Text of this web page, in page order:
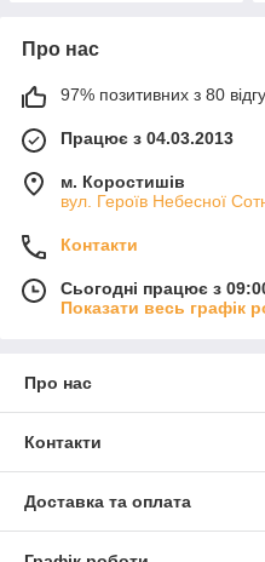
Про нас
97% позитивних з 80
Працює з 04.03.2013
м. Коростишів
вул. Героїв Небесної
Контакти
Сьогодні працює з
Показати весь графік
Про нас
Контакти
Доставка та оплата